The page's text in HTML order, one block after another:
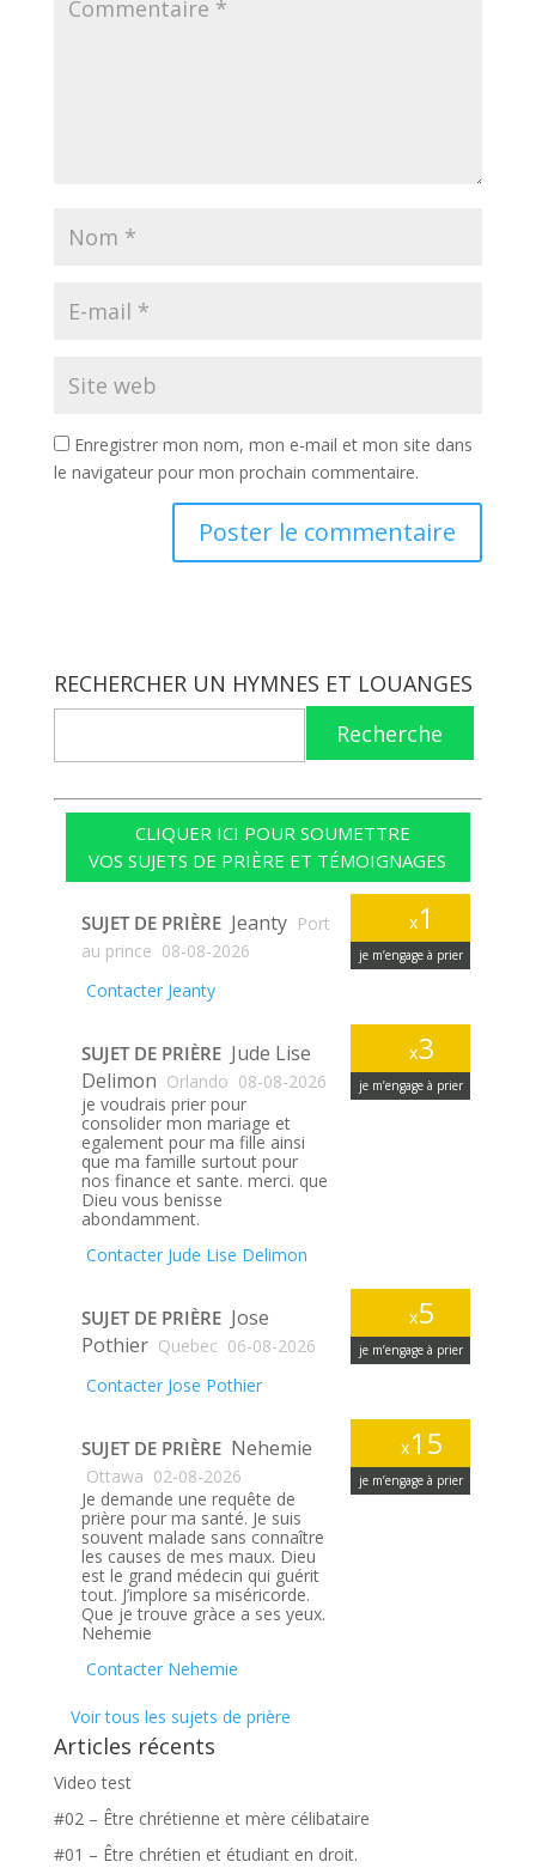
Enregistrer mon nom, mon e-mail et mon site dans
le navigateur pour mon prochain commentaire.
RECHERCHER UN HYMNES ET LOUANGES
Recherche
CLIQUER ICI POUR SOUMETTRE
VOS SUJETS DE PRIÈRE ET TÉMOIGNAGES
x1
je m’engage à prier
SUJET DE PRIÈRE Jeanty Port
au prince 08-08-2026
Contacter Jeanty
x3
je m’engage à prier
SUJET DE PRIÈRE Jude Lise
Delimon Orlando 08-08-2026
je voudrais prier pour
consolider mon mariage et
egalement pour ma fille ainsi
que ma famille surtout pour
nos finance et sante. merci. que
Dieu vous benisse
abondamment.
Contacter Jude Lise Delimon
x5
je m’engage à prier
SUJET DE PRIÈRE Jose
Pothier Quebec 06-08-2026
Contacter Jose Pothier
x15
je m’engage à prier
SUJET DE PRIÈRE Nehemie
Ottawa 02-08-2026
Je demande une requête de
prière pour ma santé. Je suis
souvent malade sans connaître
les causes de mes maux. Dieu
est le grand médecin qui guérit
tout. J’implore sa miséricorde.
Que je trouve gràce a ses yeux.
Nehemie
Contacter Nehemie
Voir tous les sujets de prière
Articles récents
Video test
#02 – Être chrétienne et mère célibataire
#01 – Être chrétien et étudiant en droit.